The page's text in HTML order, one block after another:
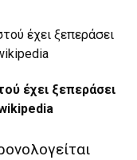
έχει ξεπεράσει